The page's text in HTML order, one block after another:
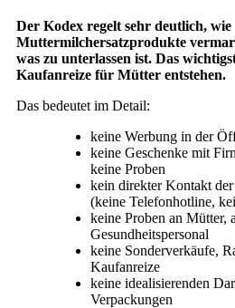
Der Kodex regelt sehr deutlich, wie
Muttermilchersatzprodukte
was zu unterlassen ist. Das
Kaufanreize für Mütter entstehen.
Das bedeutet im Detail:
keine Werbung in der
keine Geschenke mit
keine Proben
kein direkter Kontakt
(keine Telefonhotline,
keine Proben an Mütter,
Gesundheitspersonal
keine Sonderverkäufe,
Kaufanreize
keine idealisierenden
Verpackungen